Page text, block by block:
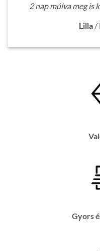
2 nap múlva meg is
Lilla /
Gyors